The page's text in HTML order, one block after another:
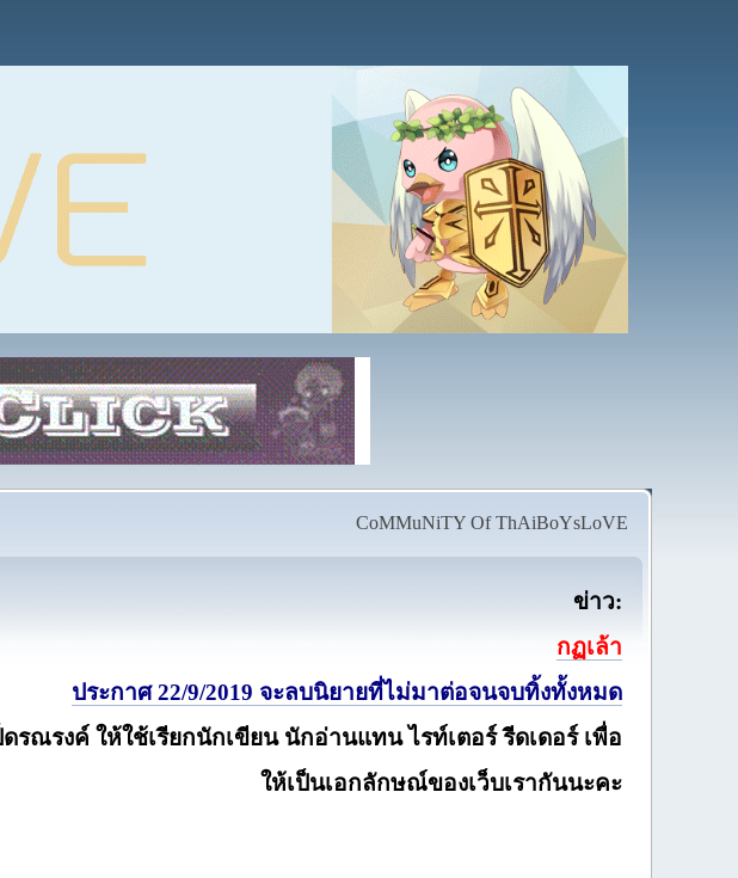
CoMMuNiTY Of ThAiBoYsLoVE
ข่าว:
กฏเล้า
ประกาศ 22/9/2019 จะลบนิยายที่ไม่มาต่อจนจบทิ้งทั้งหมด
ดรณรงค์ ให้ใช้เรียกนักเขียน นักอ่านแทน ไรท์เตอร์ รีดเดอร์ เพื่อ
ให้เป็นเอกลักษณ์ของเว็บเรากันนะคะ